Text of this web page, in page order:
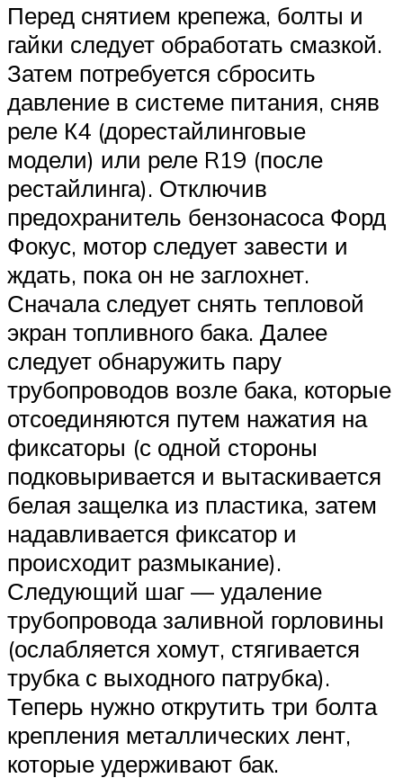
Перед снятием крепежа, болты и
гайки следует обработать смазкой.
Затем потребуется сбросить
давление в системе питания, сняв
реле К4 (дорестайлинговые
модели) или реле R19 (после
рестайлинга). Отключив
предохранитель бензонасоса Форд
Фокус, мотор следует завести и
ждать, пока он не заглохнет.
Сначала следует снять тепловой
экран топливного бака. Далее
следует обнаружить пару
трубопроводов возле бака, которые
отсоединяются путем нажатия на
фиксаторы (с одной стороны
подковыривается и вытаскивается
белая защелка из пластика, затем
надавливается фиксатор и
происходит размыкание).
Следующий шаг — удаление
трубопровода заливной горловины
(ослабляется хомут, стягивается
трубка с выходного патрубка).
Теперь нужно открутить три болта
крепления металлических лент,
которые удерживают бак.